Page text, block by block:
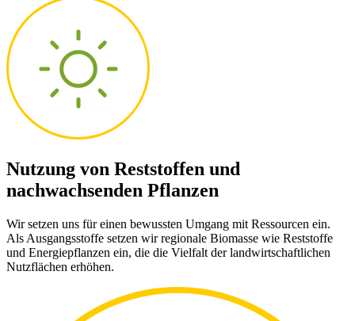
Nutzung von Reststoffen und
nachwachsenden Pflanzen
Wir setzen uns für einen bewussten Umgang mit Ressourcen ein.
Als Ausgangsstoffe setzen wir regionale Biomasse wie Reststoffe
und Energiepflanzen ein, die die Vielfalt der landwirtschaftlichen
Nutzflächen erhöhen.